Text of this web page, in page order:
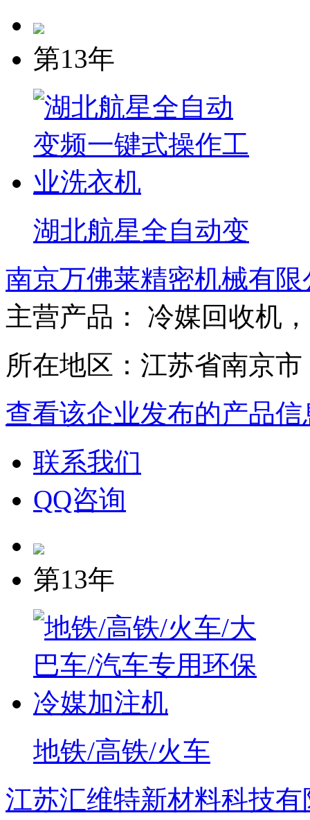
第13年
湖北航星全自动变
南京万佛莱精密机械有限
主营产品： 冷媒回收机
所在地区：江苏省南京市
查看该企业发布的产品信
联系我们
QQ咨询
第13年
地铁/高铁/火车
江苏汇维特新材料科技有